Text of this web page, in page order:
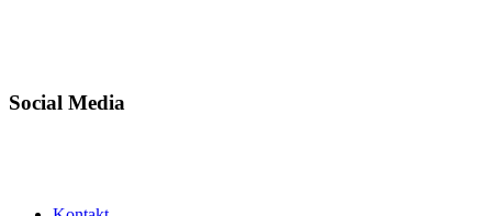
Social Media